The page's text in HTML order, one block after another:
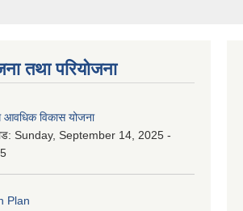
तथा परियोजना
आवधिक विकास योजना
Sunday, September 14, 2025 -
Plan